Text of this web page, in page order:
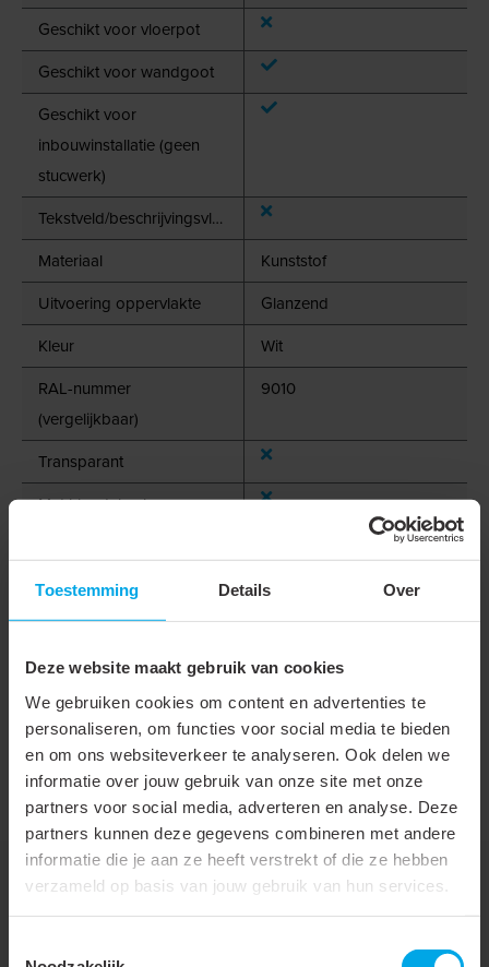
Toestemming Details Over
Deze website maakt gebruik van cookies
We gebruiken cookies om content en advertenties te
personaliseren, om functies voor social media te bieden
en om ons websiteverkeer te analyseren. Ook delen we
informatie over jouw gebruik van onze site met onze
partners voor social media, adverteren en analyse. Deze
partners kunnen deze gegevens combineren met andere
informatie die je aan ze heeft verstrekt of die ze hebben
verzameld op basis van jouw gebruik van hun services.
Geschikt voor vloerpot
Geschikt voor wandgoot
Geschikt voor
inbouwinstallatie (geen
stucwerk)
Tekstveld/beschrijvingsvlak
Materiaal
Kunststof
Uitvoering oppervlakte
Glanzend
Kleur
Wit
RAL-nummer
(vergelijkbaar)
9010
Transparant
Met klapdeksel
Breedte
83 mm
Diepte
9 mm
Inbouwbreedte
55 mm
Inbouwhoogte
55 mm
Diameter boring (gaten)
70 mm